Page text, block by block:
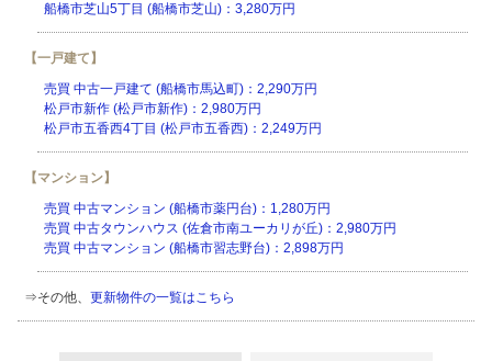
船橋市芝山5丁目 (船橋市芝山)：3,280万円
【一戸建て】
売買 中古一戸建て (船橋市馬込町)：2,290万円
松戸市新作 (松戸市新作)：2,980万円
松戸市五香西4丁目 (松戸市五香西)：2,249万円
【マンション】
売買 中古マンション (船橋市薬円台)：1,280万円
売買 中古タウンハウス (佐倉市南ユーカリが丘)：2,980万円
売買 中古マンション (船橋市習志野台)：2,898万円
⇒その他、 更新物件の一覧はこちら